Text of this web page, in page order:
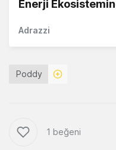
Enerji
Adrazzi
Poddy
1 beğeni